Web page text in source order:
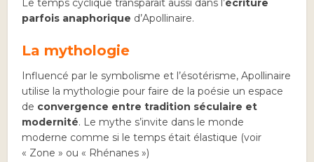
parfois anaphorique d’Apollinaire.
La mythologie
Influencé par le symbolisme et l’ésotérisme, Apollinaire
utilise la mythologie pour faire de la poésie un espace
de convergence entre tradition séculaire et
modernité. Le mythe s’invite dans le monde
moderne comme si le temps était élastique (voir
« Zone » ou « Rhénanes »)